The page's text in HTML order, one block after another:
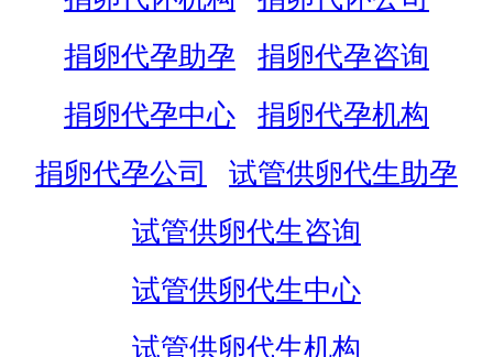
捐卵代孕助孕
捐卵代孕咨询
捐卵代孕中心
捐卵代孕机构
捐卵代孕公司
试管供卵代生助孕
试管供卵代生咨询
试管供卵代生中心
试管供卵代生机构